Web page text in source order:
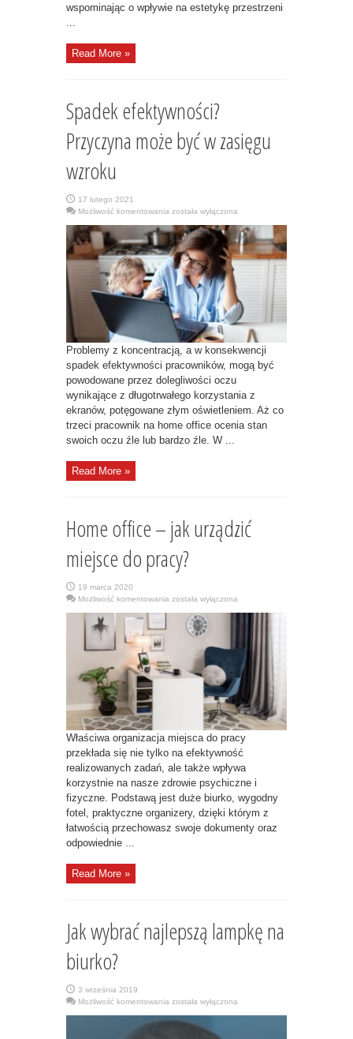
wspominając o wpływie na estetykę przestrzeni
Read More »
Spadek efektywności?
Przyczyna może być w zasięgu
wzroku
17 lutego 2021
Możliwość komentowania Spadek
Przyczyna
może
być
w
zasięgu
wzroku
została wyłączona
Problemy z koncentracją, a w konsekwencji
spadek efektywności pracowników, mogą być
powodowane przez dolegliwości oczu
wynikające z długotrwałego korzystania z
ekranów, potęgowane złym oświetleniem. Aż co
trzeci pracownik na home office ocenia stan
swoich oczu źle lub bardzo źle. W ...
Read More »
Home office – jak urządzić
miejsce do pracy?
19 marca 2020
Możliwość komentowania Home
–
urządzić
pracy?
została wyłączona
Właściwa organizacja miejsca do pracy
przekłada się nie tylko na efektywność
realizowanych zadań, ale także wpływa
korzystnie na nasze zdrowie psychiczne i
fizyczne. Podstawą jest duże biurko, wygodny
fotel, praktyczne organizery, dzięki którym z
łatwością przechowasz swoje dokumenty oraz
odpowiednie ...
Read More »
Jak wybrać najlepszą lampkę na
biurko?
3 września 2019
Możliwość komentowania Jak
najlepszą
lampkę
została wyłączona